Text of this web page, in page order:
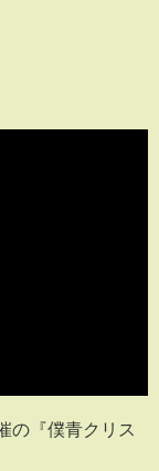
の『僕青クリス